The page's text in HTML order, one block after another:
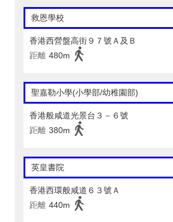
救恩學校
香港西營盤高街９７號Ａ及Ｂ
距離 480m
聖嘉勒小學(小學部/幼稚園部)
香港般咸道光景台３－６號
距離 380m
英皇書院
香港西環般咸道６３號Ａ
距離 440m